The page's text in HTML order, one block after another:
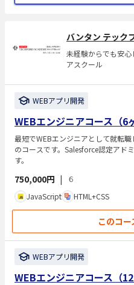
バンタン テック
未経験からでも安心
アスクール
WEBアプリ開発
WEBエンジニアコース（6
最短でWEBエンジニアとして就転
のコースです。Salesforce認定アド
す。
750,000円 |
６
JavaScript
HTML+CSS
このコ
WEBアプリ開発
WEBエンジニアコース（12